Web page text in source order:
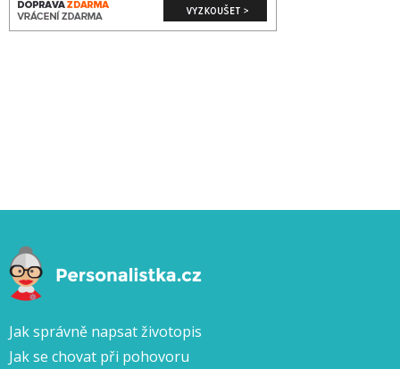
Jak správně napsat životopis
Jak se chovat při pohovoru